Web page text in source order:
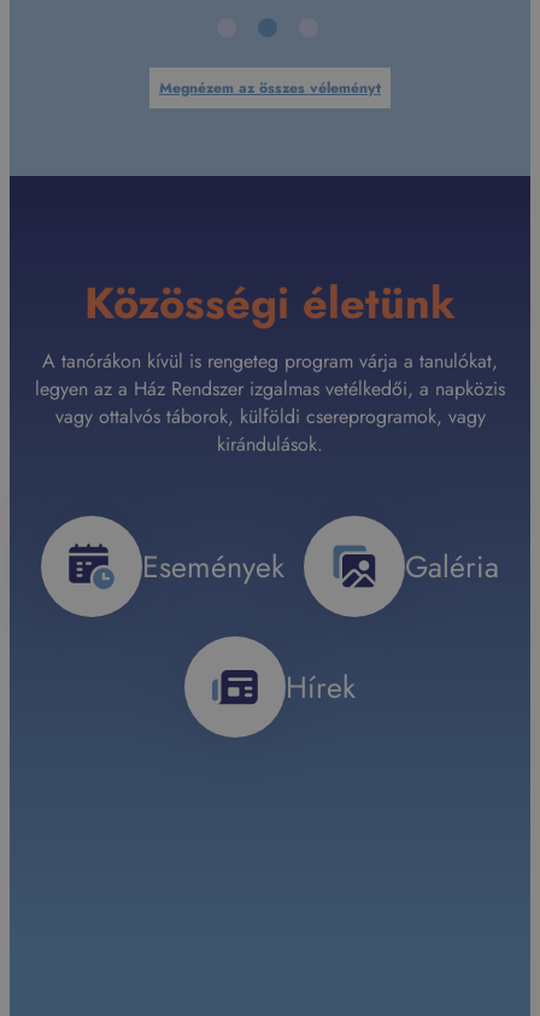
Megnézem az összes véleményt
Közösségi életünk
A tanórákon kívül is rengeteg program várja a tanulókat,
legyen az a Ház Rendszer izgalmas vetélkedői, a napközis
vagy ottalvós táborok, külföldi csereprogramok, vagy
kirándulások.
Események Galéria
Hírek